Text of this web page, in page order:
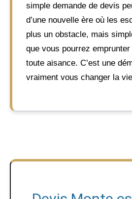
simple demande de devis
d’une nouvelle ère où les
plus un obstacle, mais
que vous pourrez
toute aisance. C’est une
vraiment vous changer la